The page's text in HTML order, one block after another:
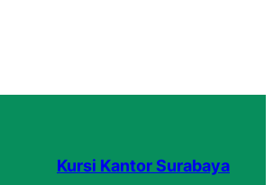
Kursi Kantor Surabaya